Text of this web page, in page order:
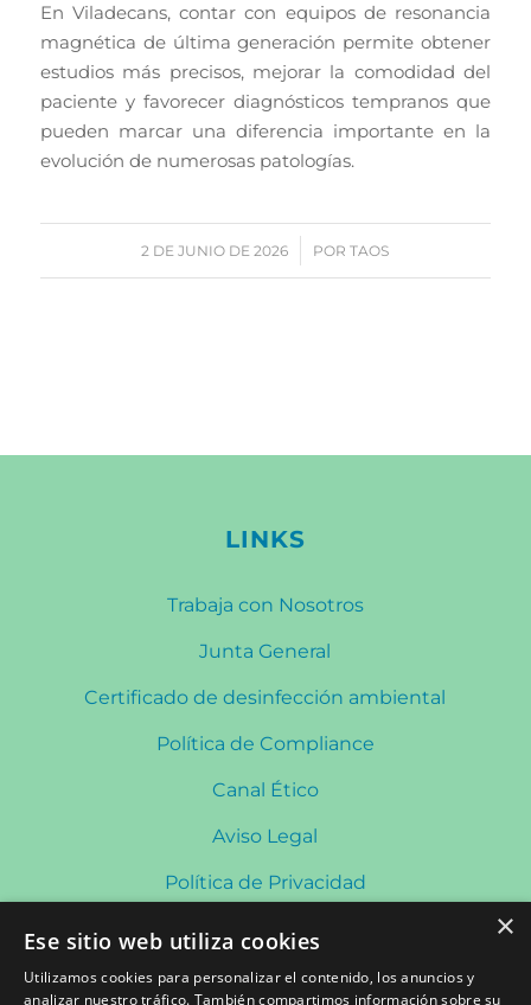
En Viladecans, contar con equipos de resonancia
magnética de última generación permite obtener
estudios más precisos, mejorar la comodidad del
paciente y favorecer diagnósticos tempranos que
pueden marcar una diferencia importante en la
evolución de numerosas patologías.
2 DE JUNIO DE 2026
/ PORTAOS
LINKS
Trabaja con Nosotros
Junta General
Certificado de desinfección ambiental
Política de Compliance
Canal Ético
Aviso Legal
Política de Privacidad
Política de Cookies
Política de Redes Sociales
×
Ese sitio web utiliza cookies
Utilizamos cookies para personalizar el contenido, los anuncios y
analizar nuestro tráfico. También compartimos información sobre su